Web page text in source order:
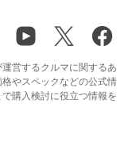
営するクルマに関するあ
やスペックなどの公式情
購入検討に役立つ情報を